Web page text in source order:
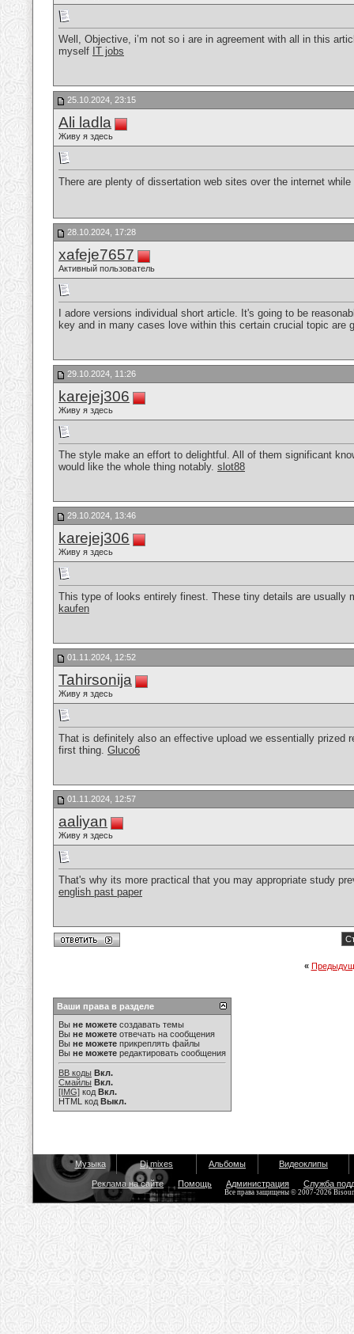
Well, Objective, i’m not so i are in agreement with all in this
myself IT jobs
25.10.2024, 23:15
Ali ladla
Живу я здесь
There are plenty of dissertation web sites over the internet
28.10.2024, 17:28
xafeje7657
Активный пользователь
I adore versions individual short article. It's going to be
key and in many cases love within this certain crucial topic are
29.10.2024, 11:26
karejej306
Живу я здесь
The style make an effort to delightful. All of them significant
would like the whole thing notably. slot88
29.10.2024, 13:46
karejej306
Живу я здесь
This type of looks entirely finest. These tiny details are
kaufen
01.11.2024, 12:52
Tahirsonija
Живу я здесь
That is definitely also an effective upload we essentially prized
first thing. Gluco6
01.11.2024, 12:57
aaliyan
Живу я здесь
That's why its more practical that you may appropriate study
english past paper
«
Ваши права в разделе
Вы не можете создавать темы
Вы не можете отвечать на сообщения
Вы не можете прикреплять файлы
Вы не можете редактировать сообщения
BB коды Вкл.
Смайлы Вкл.
[IMG] код Вкл.
HTML код Выкл.
Музыка Dj mixes Альбомы Видеоклипы
Реклама на сайте Помощь Администрация Служба
Все права защищены © 2007-2026